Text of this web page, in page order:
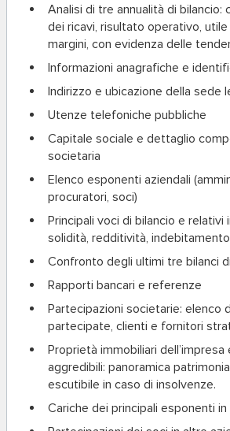
Analisi di tre annualità di bilancio:
dei ricavi, risultato operativo,
margini, con evidenza delle
Informazioni anagrafiche e
Indirizzo e ubicazione della sede
Utenze telefoniche pubbliche
Capitale sociale e dettaglio
societaria
Elenco esponenti aziendali
procuratori, soci)
Principali voci di bilancio e relativi
solidità, redditività,
Confronto degli ultimi tre bilanci
Rapporti bancari e referenze
Partecipazioni societarie: elenco
partecipate, clienti e fornitori
Proprietà immobiliari dell’impresa
aggredibili: panoramica
escutibile in caso di insolvenze.
Cariche dei principali esponenti